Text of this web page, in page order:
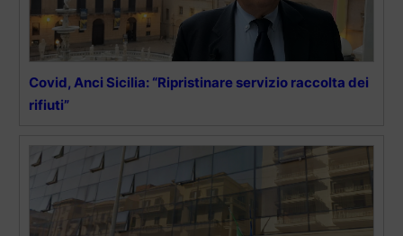
Covid, Anci Sicilia: “Ripristinare servizio raccolta dei
rifiuti”